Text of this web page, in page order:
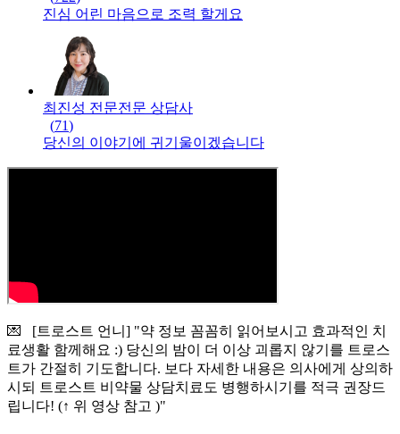
진심 어린 마음으로 조력 할게요
최진성 전문전문 상담사
(71)
당신의 이야기에 귀기울이겠습니다
💌 [트로스트 언니] "약 정보 꼼꼼히 읽어보시고 효과적인 치
료생활 함께해요 :) 당신의 밤이 더 이상 괴롭지 않기를 트로스
트가 간절히 기도합니다. 보다 자세한 내용은 의사에게 상의하
시되 트로스트 비약물 상담치료도 병행하시기를 적극 권장드
립니다! (↑ 위 영상 참고 )"